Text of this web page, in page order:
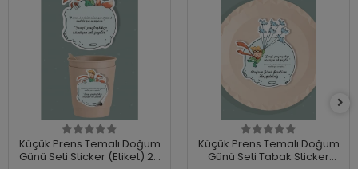
Küçük Prens Temalı Doğum
Günü Seti Sticker (Etiket) 20
Küçük Prens Temalı Doğum
Günü Seti Tabak Sticker